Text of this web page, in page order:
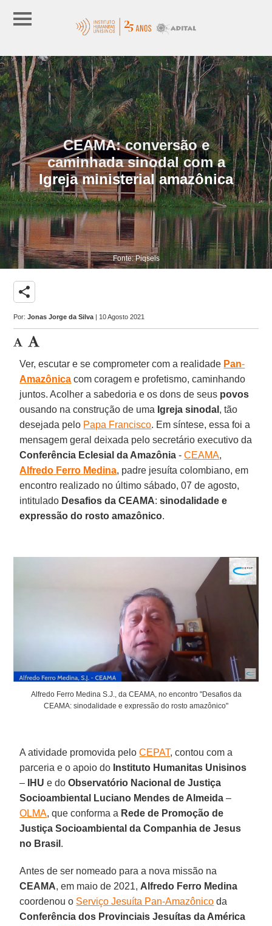
CEAMA: conversão e
caminhada sinodal com a
Igreja ministerial amazônica
Fonte: Piqsels
share
Por:Jonas Jorge da Silva | 10 Agosto 2021
Ver, escutar e se comprometer com a realidade Pan-
Amazônica com coragem e profetismo, caminhando
juntos. Acolher a sabedoria e os dons de seus povos
ousando na construção de uma Igreja sinodal , tão
desejada pelo Papa Francisco. Em síntese, essa foi a
mensagem geral deixada pelo secretário executivo da
Conferência Eclesial da Amazônia -CEAMA,
Alfredo Ferro Medina, padre jesuíta colombiano, em
encontro realizado no último sábado, 07 de agosto,
intitulado Desafios da CEAMA:sinodalidade e
expressão do rosto amazônico.
Alfredo Ferro Medina S.J., da CEAMA, no encontro "Desafios da
CEAMA: sinodalidade e expressão do rosto amazônico"
A atividade promovida peloCEPAT, contou com a
parceria e o apoio do Instituto Humanitas Unisinos
–
IHU e doObservatório Nacional de Justiça
Socioambiental Luciano Mendes de Almeida –
OLMA, que conforma a Rede de Promoção de
Justiça Socioambiental da Companhia de Jesus
no Brasil .
Antes de ser nomeado para a nova missão na
CEAMA, em maio de 2021, Alfredo Ferro Medina
coordenou o Serviço Jesuíta Pan-Amazônico da
Conferência dos Provinciais Jesuítas da América